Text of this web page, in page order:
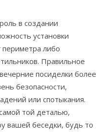
в создании
установки
периметра либо
Правильное
посиделки более
безопасности,
или спотыкания.
той деталью,
вашей беседки, будь то